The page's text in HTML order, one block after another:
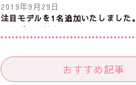
2019年9月29日
注目モデルを1名追加いたしました。
是非ご覧ください。
2019年9月29日
おすすめ記事